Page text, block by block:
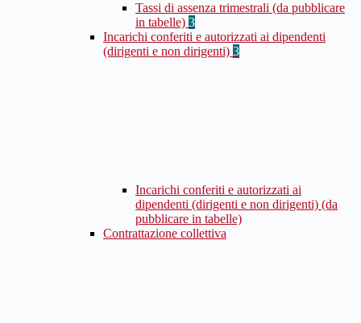
Tassi di assenza trimestrali (da pubblicare
in tabelle) 3
Incarichi conferiti e autorizzati ai dipendenti
(dirigenti e non dirigenti) 3
Incarichi conferiti e autorizzati ai
dipendenti (dirigenti e non dirigenti) (da
pubblicare in tabelle)
Contrattazione collettiva